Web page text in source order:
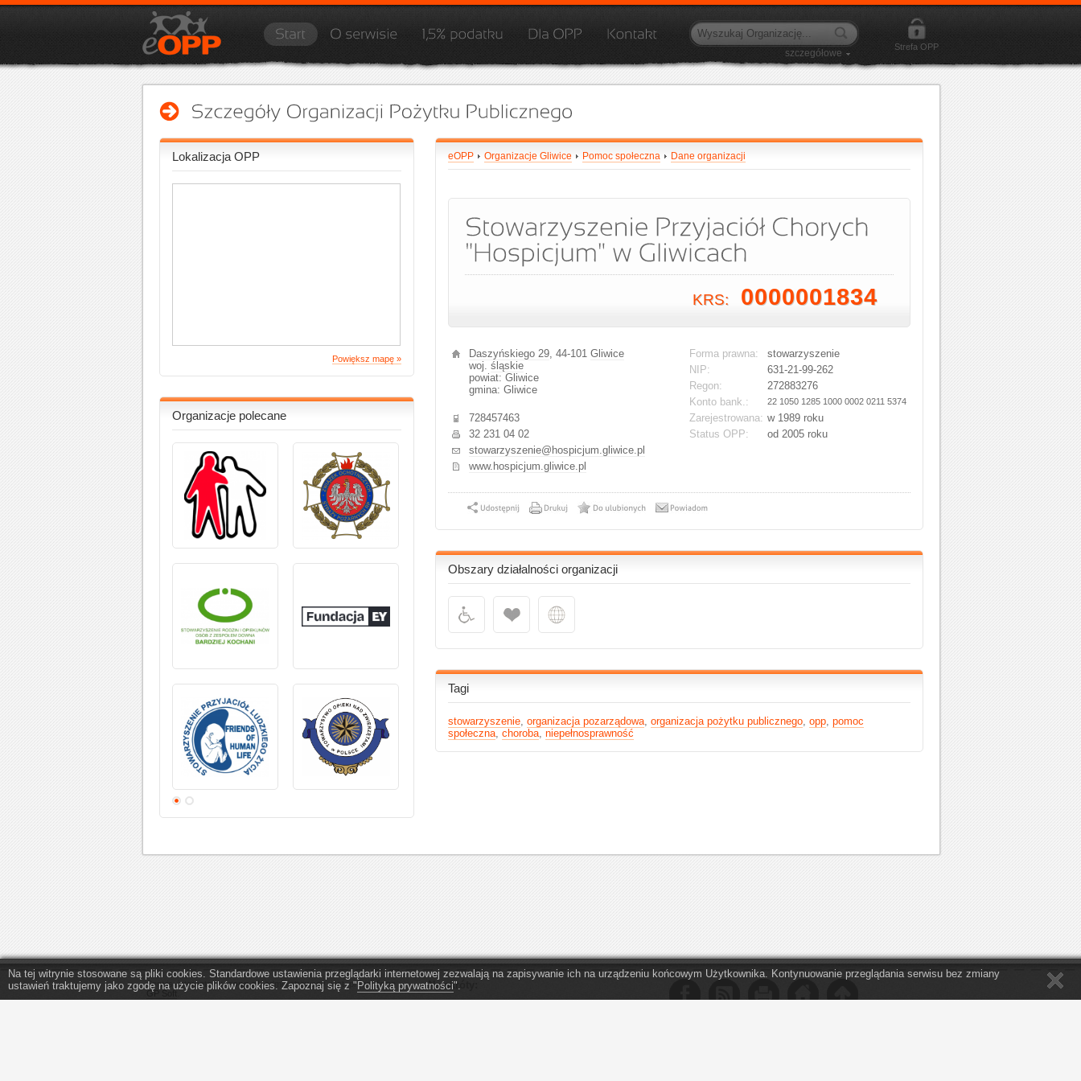
szczegółowe
Strefa OPP
Lokalizacja OPP
Powiększ mapę »
Organizacje polecane
eOPP Organizacje Gliwice Pomoc społeczna Dane organizacji
KRS: 0000001834
Forma prawna:
stowarzyszenie
NIP:
631-21-99-262
Regon:
272883276
Konto bank.:
22 1050 1285 1000 0002 0211 5374
Zarejestrowana: w 1989 roku
Status OPP:
od 2005 roku
Daszyńskiego 29, 44-101 Gliwice
woj. śląskie
powiat: Gliwice
gmina: Gliwice
728457463
32 231 04 02
stowarzyszenie@hospicjum.gliwice.pl
www.hospicjum.gliwice.pl
Obszary działalności organizacji
Tagi
stowarzyszenie, organizacja pozarządowa, organizacja pożytku publicznego, opp, pomoc
społeczna, choroba, niepełnosprawność
Serwis internetowyeopp.pladministrowany jest przez firmę
GP Soft
Na skróty:
Na tej witrynie stosowane są pliki cookies. Standardowe ustawienia przeglądarki internetowej zezwalają na zapisywanie ich na urządzeniu końcowym Użytkownika. Kontynuowanie przeglądania serwisu bez zmiany
ustawień traktujemy jako zgodę na użycie plików cookies. Zapoznaj się z " Polityką prywatności".